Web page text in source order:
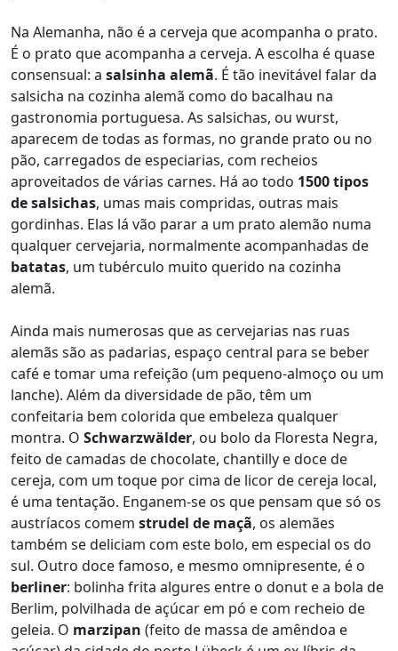
Na Alemanha, não é a cerveja que acompanha o prato.
É o prato que acompanha a cerveja. A escolha é quase
consensual: a salsinha alemã. É tão inevitável falar da
salsicha na cozinha alemã como do bacalhau na
gastronomia portuguesa. As salsichas, ou wurst,
aparecem de todas as formas, no grande prato ou no
pão, carregados de especiarias, com recheios
aproveitados de várias carnes. Há ao todo 1500 tipos
de salsichas, umas mais compridas, outras mais
gordinhas. Elas lá vão parar a um prato alemão numa
qualquer cervejaria, normalmente acompanhadas de
batatas, um tubérculo muito querido na cozinha
alemã.
Ainda mais numerosas que as cervejarias nas ruas
alemãs são as padarias, espaço central para se beber
café e tomar uma refeição (um pequeno-almoço ou um
lanche). Além da diversidade de pão, têm um
confeitaria bem colorida que embeleza qualquer
montra. O Schwarzwälder, ou bolo da Floresta Negra,
feito de camadas de chocolate, chantilly e doce de
cereja, com um toque por cima de licor de cereja local,
é uma tentação. Enganem-se os que pensam que só os
austríacos comem strudel de maçã, os alemães
também se deliciam com este bolo, em especial os do
sul. Outro doce famoso, e mesmo omnipresente, é o
berliner: bolinha frita algures entre o donut e a bola de
Berlim, polvilhada de açúcar em pó e com recheio de
geleia. O marzipan (feito de massa de amêndoa e